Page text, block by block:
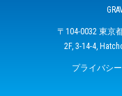
〒104-0032 東京
2F, 3-14-4,
プライバシ